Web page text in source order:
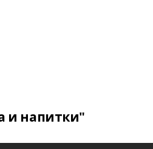
и напитки"